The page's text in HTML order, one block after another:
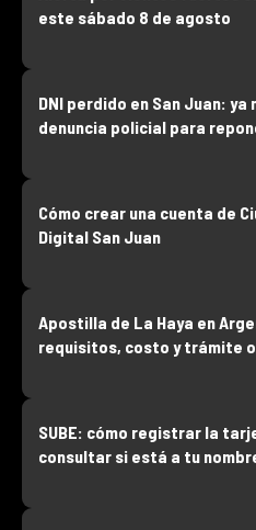
este sábado 8 de agosto
DNI perdido en San Juan: ya
denuncia policial para
Cómo crear una cuenta de
Digital San Juan
Apostilla de La Haya en
requisitos, costo y trámite
SUBE: cómo registrar la
consultar si está a tu